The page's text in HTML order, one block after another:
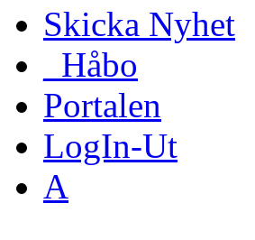
Skicka Nyhet
_Håbo
Portalen
LogIn-Ut
A